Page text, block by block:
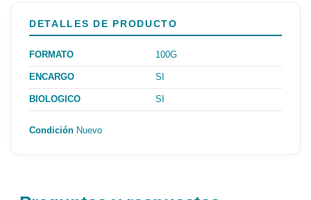
DETALLES DE PRODUCTO
FORMATO 100G
ENCARGO SI
BIOLOGICO SI
Condición Nuevo